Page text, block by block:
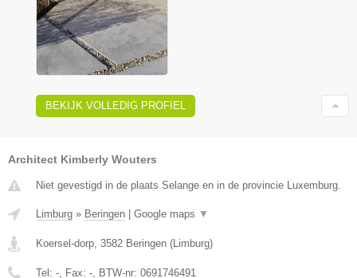
BEKIJK VOLLEDIG PROFIEL
Architect Kimberly Wouters
Niet gevestigd in de plaats Selange en in de provincie Luxemburg.
Limburg » Beringen Google maps ▼
Koersel-dorp, 3582 Beringen (Limburg)
Tel: -, Fax: -, BTW-nr: 0691746491